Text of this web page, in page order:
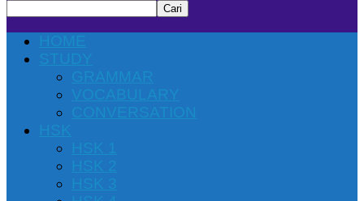
Cari
HOME
STUDY
GRAMMAR
VOCABULARY
CONVERSATION
HSK
HSK 1
HSK 2
HSK 3